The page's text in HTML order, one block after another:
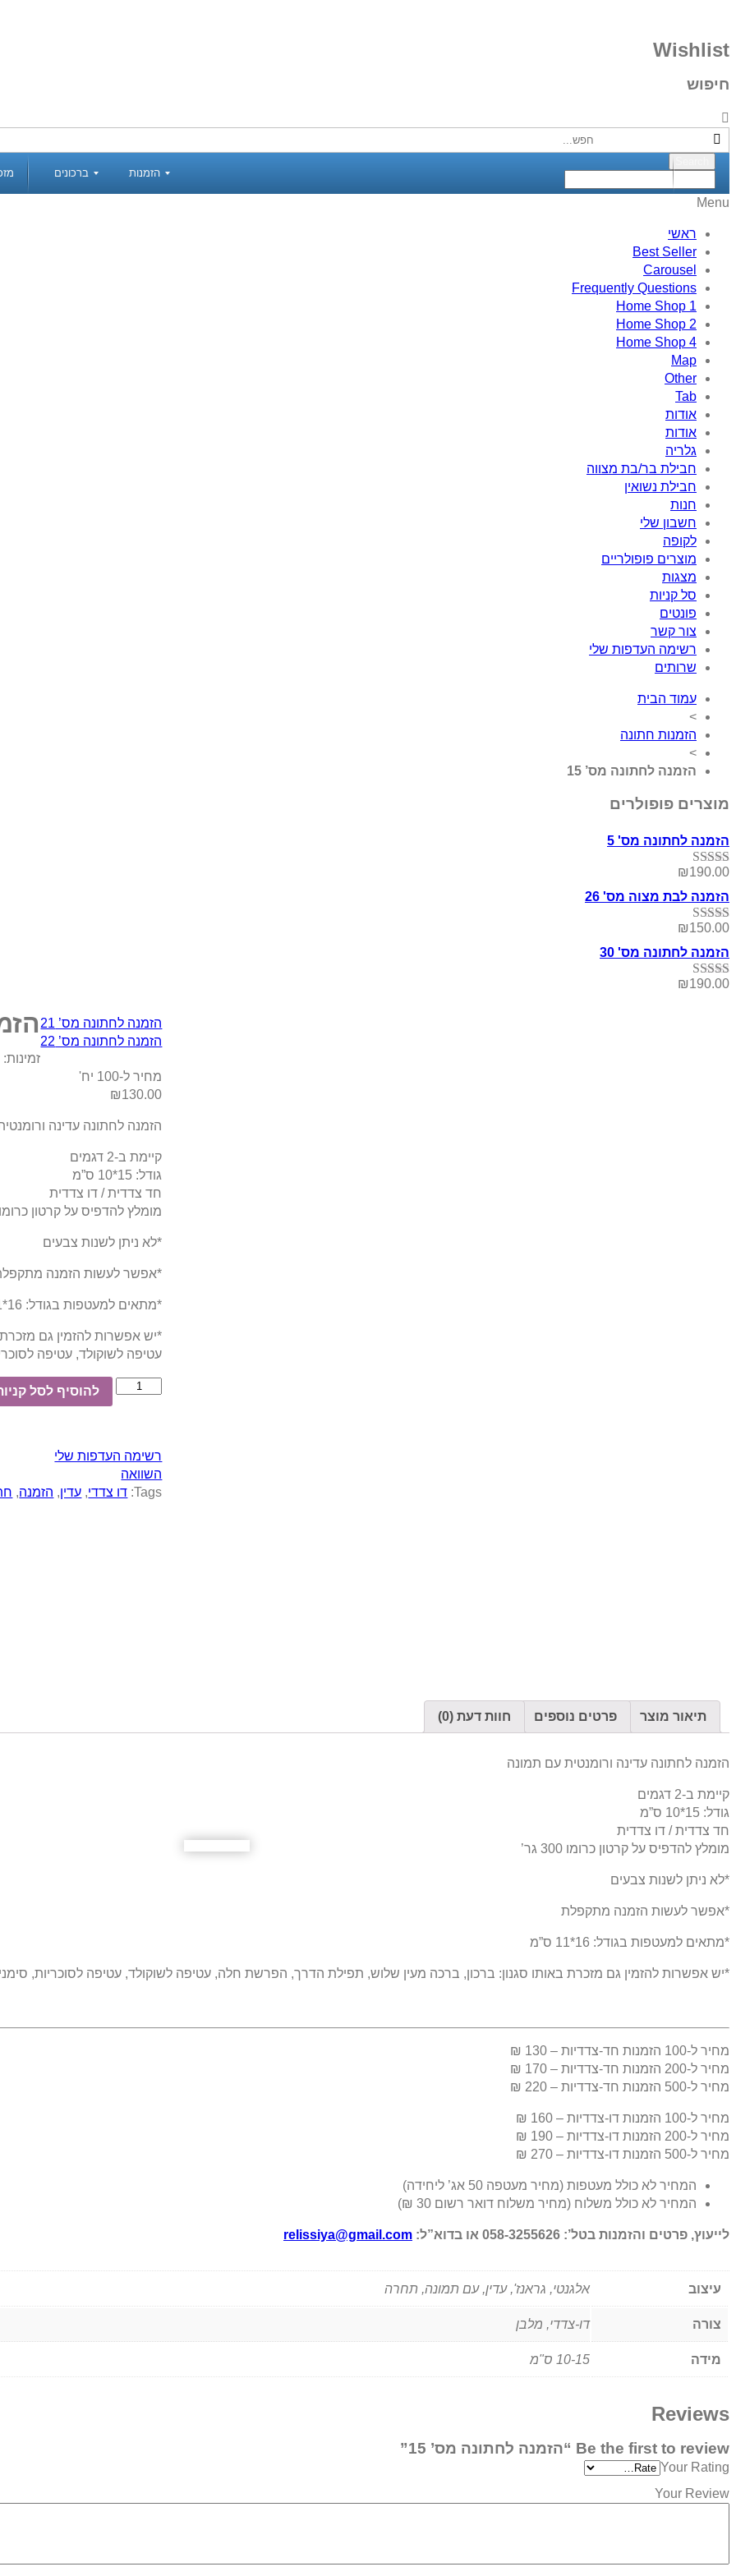
Wishlist
חיפוש
הזמנות ברכונים
Menu
ראשי
Best Seller
Carousel
Frequently Questions
Home Shop 1
Home Shop 2
Home Shop 4
Map
Other
Tab
אודות
אודות
גלריה
חבילת בר/בת מצווה
חבילת נשואין
חנות
חשבון שלי
לקופה
מוצרים פופולריים
מצגות
סל קניות
פונטים
צור קשר
רשימה העדפות שלי
שרותים
עמוד הבית
>
הזמנות חתונה
>
הזמנה לחתונה מס’ 15
מוצרים פופולרים
הזמנה לחתונה מס' 5
דורג5.00
₪190.00
הזמנה לבת מצוה מס' 26
דורג5.00
₪150.00
הזמנה לחתונה מס' 30
דורג5.00
₪190.00
הזמנה לחתונה מס’ 21
הזמנה לחתונה מס’ 22
זמינות:
מחיר ל-100 יח'
₪130.00
הזמנה לחתונה עדינה
קיימת ב-2 דגמים
גודל: 15*10 ס”מ
חד צדדית / דו צדדית
מומלץ להדפיס על קרטון כרומו 300 גר’
*לא ניתן לשנות צבעים
*אפשר לעשות הזמנה
*מתאים למעטפות בגודל: 16*11 ס”מ
*יש אפשרות להזמין גם
עטיפה לשוקולד, עטיפה
להוסיף לסל
רשימה העדפות שלי
השוואה
Tags: דו צדדי, עדין, הזמנה,
תיאור מוצר פרטים נוספים חוות דעת (0)
הזמנה לחתונה עדינה ורומנטית עם תמונה
קיימת ב-2 דגמים
גודל: 15*10 ס”מ
חד צדדית / דו צדדית
מומלץ להדפיס על קרטון כרומו 300 גר’
*לא ניתן לשנות צבעים
*אפשר לעשות הזמנה מתקפלת
*מתאים למעטפות בגודל: 16*11 ס”מ
*יש אפשרות להזמין גם מזכרת באותו סגנון: ברכון, ברכה מעין שלוש, תפילת הדרך, הפרשת חלה, עטיפה לשוקולד, עטיפה לסוכריות,
מחיר ל-100 הזמנות חד-צדדיות – 130 ₪
מחיר ל-200 הזמנות חד-צדדיות – 170 ₪
מחיר ל-500 הזמנות חד-צדדיות – 220 ₪
מחיר ל-100 הזמנות דו-צדדיות – 160 ₪
מחיר ל-200 הזמנות דו-צדדיות – 190 ₪
מחיר ל-500 הזמנות דו-צדדיות – 270 ₪
המחיר לא כולל מעטפות (מחיר מעטפה 50 אג’ ליחידה)
המחיר לא כולל משלוח (מחיר משלוח דואר רשום 30 ₪)
לייעוץ, פרטים והזמנות בטל’: 058-3255626 או בדוא”ל: relissiya@gmail.com
עיצוב אלגנטי, גראנז', עדין, עם תמונה, תחרה
צורה דו-צדדי, מלבן
מידה 10-15 ס"מ
Reviews
Be the first to review “הזמנה לחתונה מס’ 15”
Your Rating
Your Review